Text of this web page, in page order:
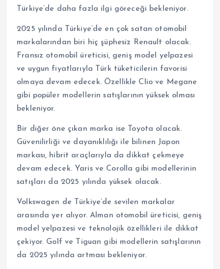
Türkiye’de daha fazla ilgi göreceği bekleniyor.
2025 yılında Türkiye’de en çok satan otomobil
markalarından biri hiç şüphesiz Renault olacak.
Fransız otomobil üreticisi, geniş model yelpazesi
ve uygun fiyatlarıyla Türk tüketicilerin favorisi
olmaya devam edecek. Özellikle Clio ve Megane
gibi popüler modellerin satışlarının yüksek olması
bekleniyor.
Bir diğer öne çıkan marka ise Toyota olacak.
Güvenilirliği ve dayanıklılığı ile bilinen Japon
markası, hibrit araçlarıyla da dikkat çekmeye
devam edecek. Yaris ve Corolla gibi modellerinin
satışları da 2025 yılında yüksek olacak.
Volkswagen de Türkiye’de sevilen markalar
arasında yer alıyor. Alman otomobil üreticisi, geniş
model yelpazesi ve teknolojik özellikleri ile dikkat
çekiyor. Golf ve Tiguan gibi modellerin satışlarının
da 2025 yılında artması bekleniyor.